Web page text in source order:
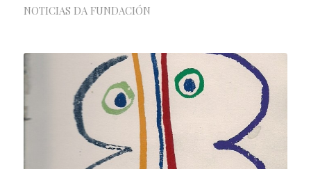
NOTICIAS DA FUNDACIÓN